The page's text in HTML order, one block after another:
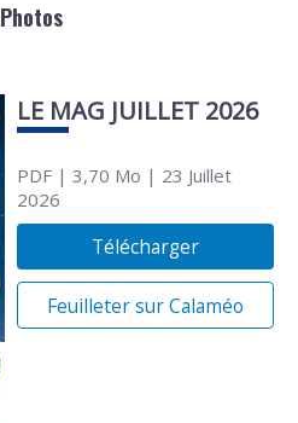
Photos
LE MAG JUILLET 2026
PDF| 3,70 Mo | 23 Juillet
2026
Télécharger
Feuilleter sur Calaméo